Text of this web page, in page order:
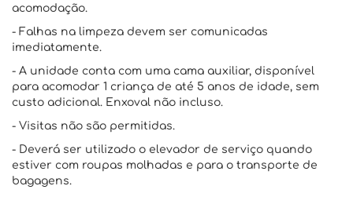
acomodação.
- Falhas na limpeza devem ser comunicadas
imediatamente.
- A unidade conta com uma cama auxiliar, disponível
para acomodar 1 criança de até 5 anos de idade, sem
custo adicional. Enxoval não incluso.
- Visitas não são permitidas.
- Deverá ser utilizado o elevador de serviço quando
estiver com roupas molhadas e para o transporte de
bagagens.